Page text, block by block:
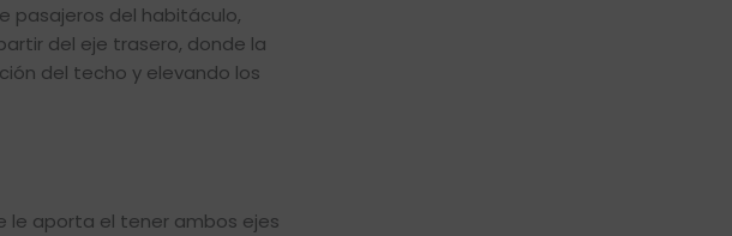
pasajeros del habitáculo,
del eje trasero, donde la
del techo y elevando los
le aporta el tener ambos ejes